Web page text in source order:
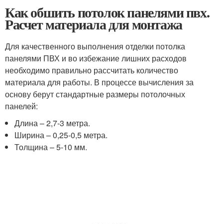
Как обшить потолок панелями пвх.
Расчет материала для монтажа
Для качественного выполнения отделки потолка
панелями ПВХ и во избежание лишних расходов
необходимо правильно рассчитать количество
материала для работы. В процессе вычисления за
основу берут стандартные размеры потолочных
панелей:
Длина – 2,7-3 метра.
Ширина – 0,25-0,5 метра.
Толщина – 5-10 мм.